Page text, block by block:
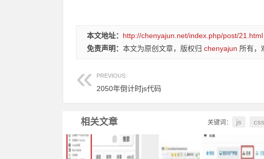
本文地址： http://chenyajun.net/index.php/post/21.html
免责声明： 本文为原创文章，版权归 chenyajun 所有，
PREVIOUS:
2050年倒计时js代码
相关文章 关键词： js css